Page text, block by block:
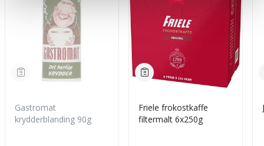
Gastromat
krydderblanding 90g
Friele frokostkaffe
filtermalt 6x250g